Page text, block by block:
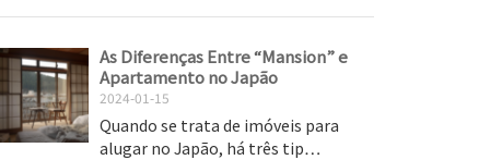
As Diferenças Entre “Mansion” e
Apartamento no Japão
2024-01-15
Quando se trata de imóveis para
alugar no Japão, há três tip…